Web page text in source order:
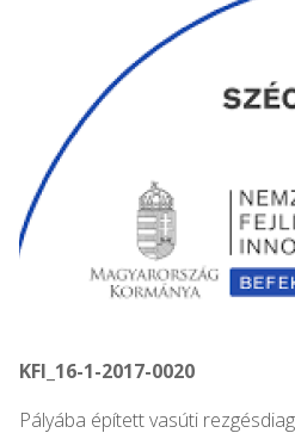
KFI_16-1-2017-0020
Pályába épített vasúti